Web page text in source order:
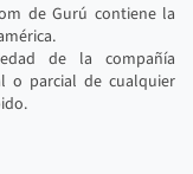
de Gurú contiene la
de la compañía
o parcial de cualquier